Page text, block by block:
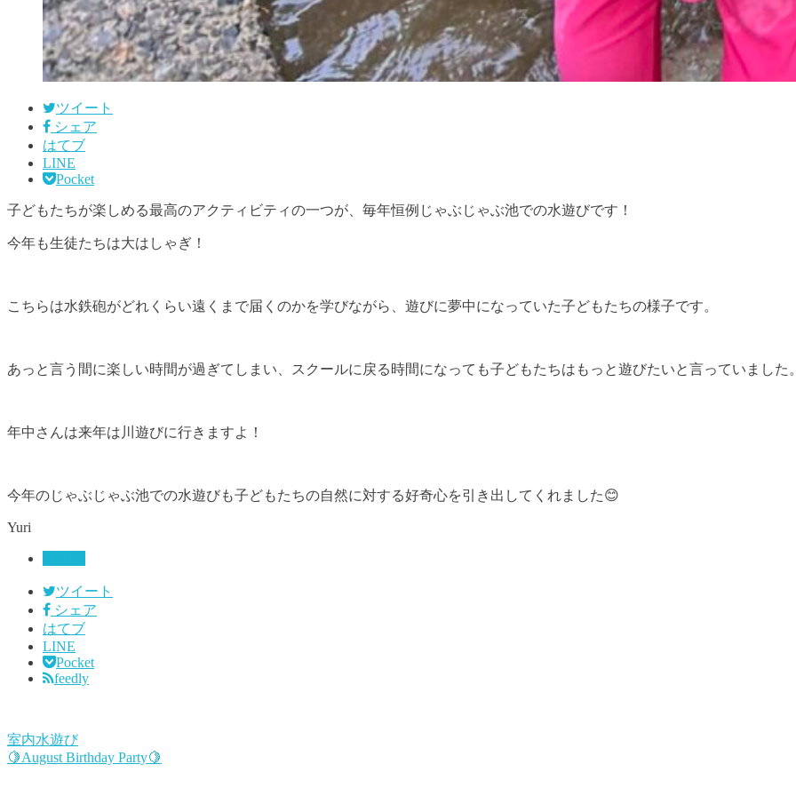
ツイート
シェア
はてブ
LINE
Pocket
子どもたちが楽しめる最高のアクティビティの一つが、毎年恒例じゃぶじゃぶ池での水遊びです！
今年も生徒たちは大はしゃぎ！
こちらは水鉄砲がどれくらい遠くまで届くのかを学びながら、遊びに夢中になっていた子どもたちの様子です。
あっと言う間に楽しい時間が過ぎてしまい、スクールに戻る時間になっても子どもたちはもっと遊びたいと言っていました
年中さんは来年は川遊びに行きますよ！
今年のじゃぶじゃぶ池での水遊びも子どもたちの自然に対する好奇心を引き出してくれました😊
Yuri
ツイート
シェア
はてブ
LINE
Pocket
feedly
室内水遊び
🍋August Birthday Party🍋